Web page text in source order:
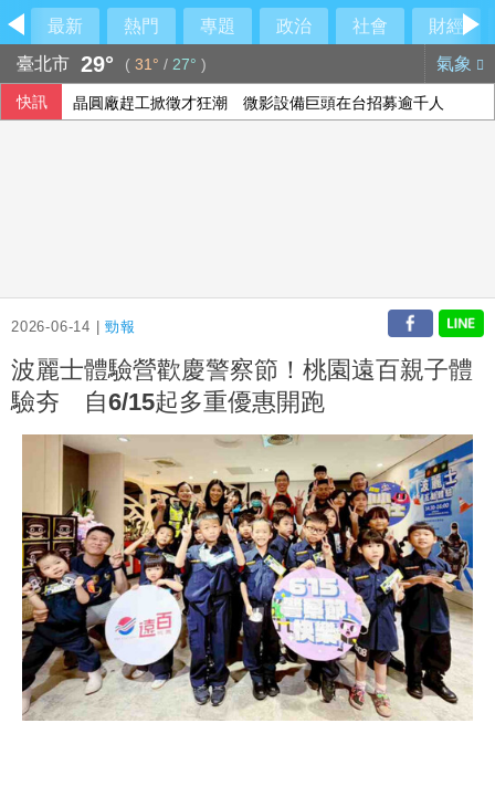
最新 熱門 專題 政治 社會
財經
臺北市 29° ( 31° / 27° ) 氣象
快訊 晶圓廠趕工掀徵才狂潮 微影設備巨頭在台招募逾千人
2026-06-14 |勁報
波麗士體驗營歡慶警察節！桃園遠百親子體
驗夯 自6/15起多重優惠開跑